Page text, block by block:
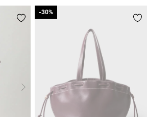
-30%
-30%